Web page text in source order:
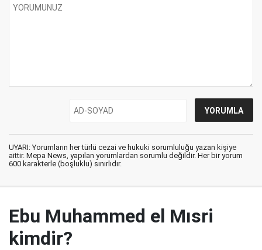
UYARI: Yorumların her türlü cezai ve hukuki sorumluluğu yazan kişiye
aittir. Mepa News, yapılan yorumlardan sorumlu değildir. Her bir yorum
600 karakterle (boşluklu) sınırlıdır.
Ebu Muhammed el Mısri
kimdir?